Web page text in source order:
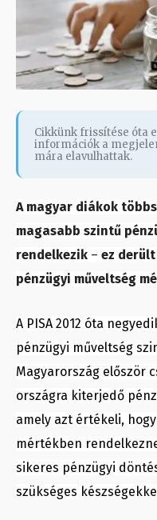
Cikkünk frissítése óta
információk a
mára elavulhattak.
A magyar diákok
magasabb szintű
rendelkezik – ez derült
pénzügyi műveltség
A PISA 2012 óta
pénzügyi műveltség
Magyarország először
országra kiterjedő
amely azt értékeli,
mértékben
sikeres pénzügyi
szükséges